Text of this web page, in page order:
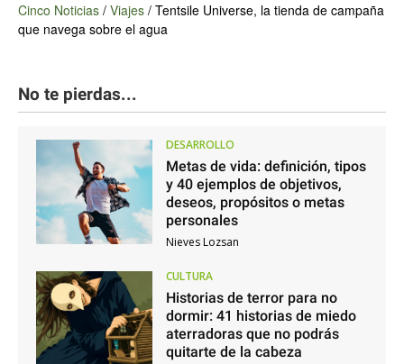
Cinco Noticias / Viajes / Tentsile Universe, la tienda de campaña
que navega sobre el agua
No te pierdas...
DESARROLLO
Metas de vida: definición, tipos
y 40 ejemplos de objetivos,
deseos, propósitos o metas
personales
Nieves Lozsan
CULTURA
Historias de terror para no
dormir: 41 historias de miedo
aterradoras que no podrás
quitarte de la cabeza